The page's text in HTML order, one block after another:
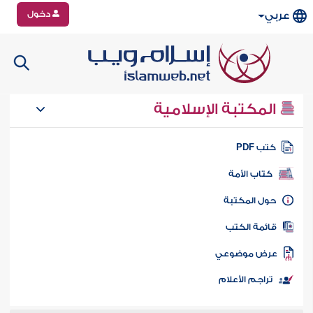
عربي دخول
المكتبة الإسلامية
كتب PDF
كتاب الأمة
المكتبة
الكتب
موضوعي